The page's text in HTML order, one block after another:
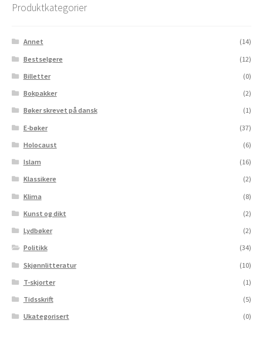
Produktkategorier
Annet
(14)
Bestselgere
(12)
Billetter
(0)
Bokpakker
(2)
Bøker skrevet på dansk
(1)
E-bøker
(37)
Holocaust
(6)
Islam
(16)
Klassikere
(2)
Klima
(8)
Kunst og dikt
(2)
Lydbøker
(2)
Politikk
(34)
Skjønnlitteratur
(10)
T-skjorter
(1)
Tidsskrift
(5)
Ukategorisert
(0)